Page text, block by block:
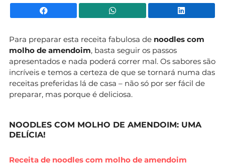
Facebook WhatsApp
Para preparar esta receita fabulosa de noodles com
molho de amendoim, basta seguir os passos
apresentados e nada poderá correr mal. Os sabores são
incríveis e temos a certeza de que se tornará numa das
receitas preferidas lá de casa – não só por ser fácil de
preparar, mas porque é deliciosa.
NOODLES COM MOLHO DE AMENDOIM: UMA
DELÍCIA!
Receita de noodles com molho de amendoim